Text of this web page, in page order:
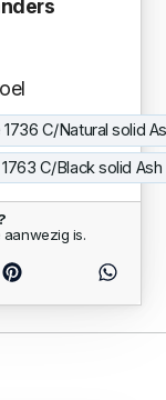
C/Natural solid
C/Black solid
is.